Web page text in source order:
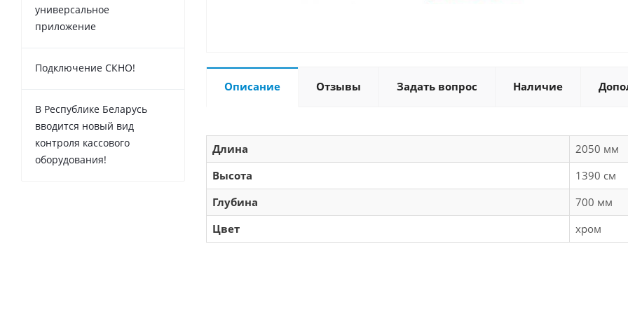
Описание Отзывы Задать вопрос Наличие
Длина
2050 мм
Высота
1390 см
Глубина
700 мм
Цвет
хром
универсальное
приложение
Подключение СКНО!
В Республике Беларусь
вводится новый вид
контроля кассового
оборудования!